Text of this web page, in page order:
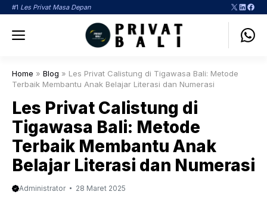
Langsung
#1 Les Privat Masa Depan X
Menu
Home » Blog » Les Privat Calistung di Tigawasa Bali: Metode
Terbaik Membantu Anak Belajar Literasi dan Numerasi
Les Privat Calistung di
Tigawasa Bali: Metode
Terbaik Membantu Anak
Belajar Literasi dan Numerasi
Administrator 28 Maret 2025